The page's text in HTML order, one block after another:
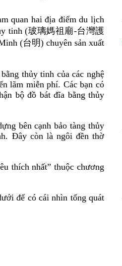
quan hai địa điểm du lịch
tinh (玻璃媽祖廟-台灣護
(台明) chuyên sản xuất
thủy tinh của các nghệ
lãm miễn phí. Các bạn có
bộ đồ bát đĩa bằng thủy
bên cạnh bảo tàng thủy
Đây còn là ngôi đền thờ
thích nhất” thuộc chương
để có cái nhìn tổng quát